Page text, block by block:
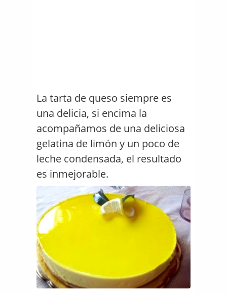
La tarta de queso siempre es
una delicia, si encima la
acompañamos de una deliciosa
gelatina de limón y un poco de
leche condensada, el resultado
es inmejorable.